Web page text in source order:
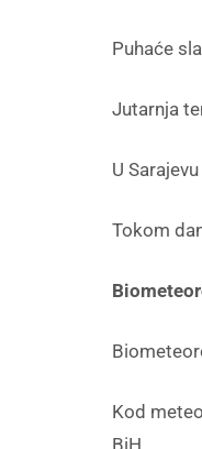
Puhaće
Jutarnja
U
Tokom
Kod
BiH.